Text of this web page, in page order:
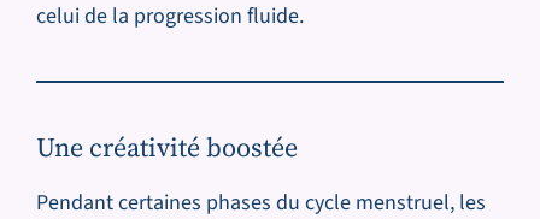
celui de la progression fluide.
Une créativité boostée
Pendant certaines phases du cycle menstruel, les